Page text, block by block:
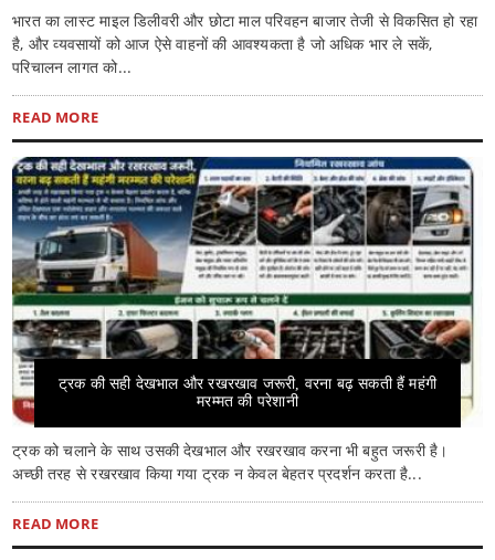
भारत का लास्ट माइल डिलीवरी और छोटा माल परिवहन बाजार तेजी से विकसित हो रहा
है, और व्यवसायों को आज ऐसे वाहनों की आवश्यकता है जो अधिक भार ले सकें,
परिचालन लागत को...
READ MORE
ट्रक की सही देखभाल और रखरखाव जरूरी, वरना बढ़ सकती हैं महंगी
मरम्मत की परेशानी
ट्रक को चलाने के साथ उसकी देखभाल और रखरखाव करना भी बहुत जरूरी है।
अच्छी तरह से रखरखाव किया गया ट्रक न केवल बेहतर प्रदर्शन करता है...
READ MORE